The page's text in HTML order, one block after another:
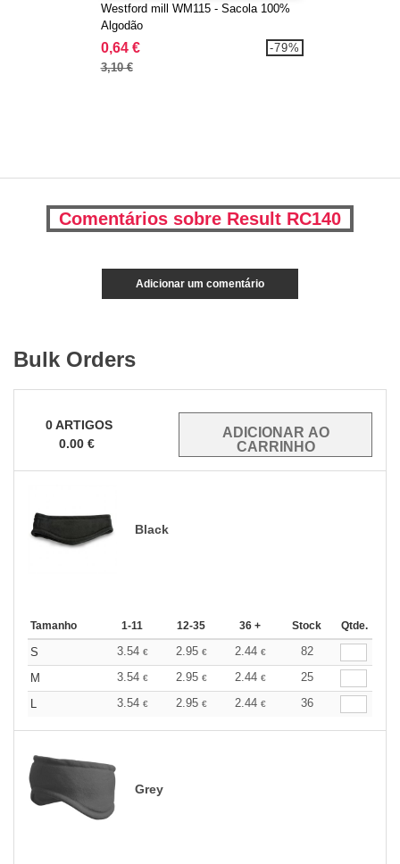
Westford mill WM115 - Sacola 100%
Algodão
0,64 €
3,10 €
-79%
Comentários sobre Result RC140
Adicionar um comentário
Bulk Orders
0ARTIGOS
0.00 €
Black
Tamanho 1-11 12-35 36 + Stock Qtde.
S 3.54 € 2.95 € 2.44 €
82
M
3.54 € 2.95 € 2.44 €
25
L
3.54 € 2.95 € 2.44 € 36
Grey